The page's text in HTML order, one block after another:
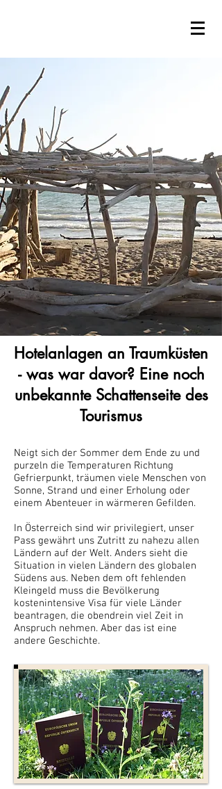
Hotelanlagen an Traumküsten
- was war davor? Eine noch
unbekannte Schattenseite des
Tourismus
Neigt sich der Sommer dem Ende zu und
purzeln die Temperaturen Richtung
Gefrierpunkt, träumen viele Menschen von
Sonne, Strand und einer Erholung oder
einem Abenteuer in wärmeren Gefilden.
In Österreich sind wir privilegiert, unser
Pass gewährt uns Zutritt zu nahezu allen
Ländern auf der Welt. Anders sieht die
Situation in vielen Ländern des globalen
Südens aus. Neben dem oft fehlenden
Kleingeld muss die Bevölkerung
kostenintensive Visa für viele Länder
beantragen, die obendrein viel Zeit in
Anspruch nehmen. Aber das ist eine
andere Geschichte.